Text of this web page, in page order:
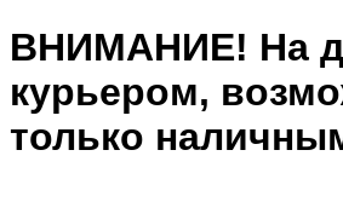
ВНИМАНИЕ! На
курьером,
только